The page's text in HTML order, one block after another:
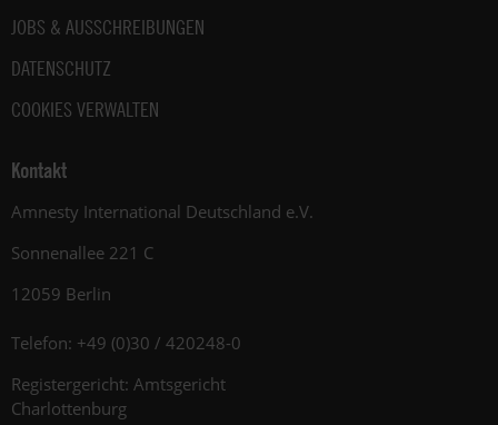
JOBS & AUSSCHREIBUNGEN
DATENSCHUTZ
COOKIES VERWALTEN
Kontakt
Amnesty International Deutschland e.V.
Sonnenallee 221 C
12059 Berlin
Telefon: +49 (0)30 / 420248-0
Registergericht: Amtsgericht
Charlottenburg